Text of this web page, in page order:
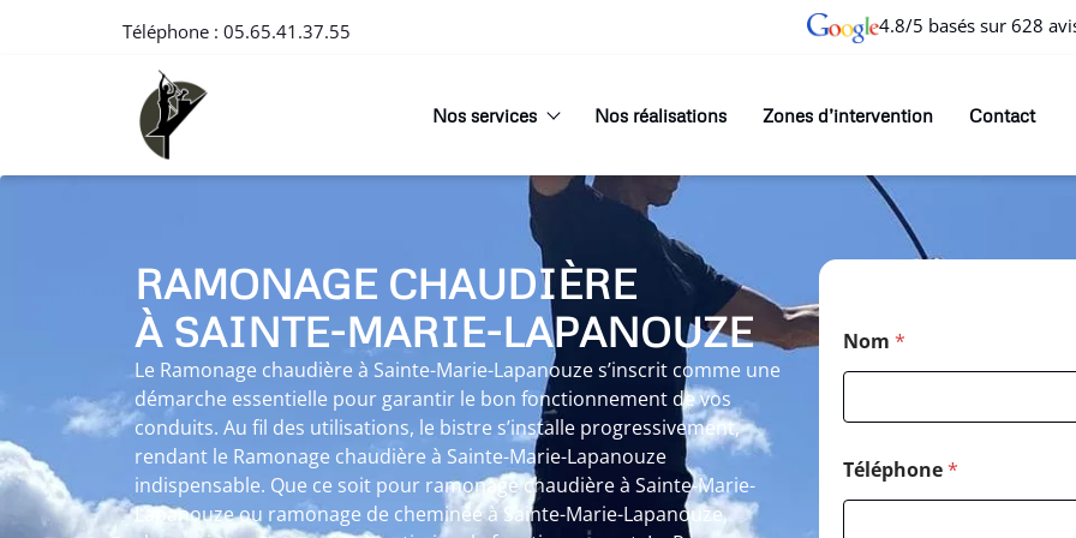
Téléphone : 05.65.41.37.55 4.8/5 basés sur 628
Nos services Nos réalisations Zones d’intervention Contact
RAMONAGE CHAUDIÈRE
À SAINTE-MARIE-LAPANOUZE
Le Ramonage chaudière à Sainte-Marie-Lapanouze s’inscrit comme une
démarche essentielle pour garantir le bon fonctionnement de vos
conduits. Au fil des utilisations, le bistre s’installe progressivement,
rendant le Ramonage chaudière à Sainte-Marie-Lapanouze
indispensable. Que ce soit pour ramonage chaudière à Sainte-Marie-
Lapanouze ou ramonage de cheminée à Sainte-Marie-Lapanouze,
Nom *
Téléphone*